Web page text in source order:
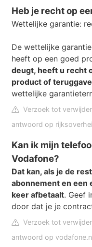
Heb je recht op
Wettelijke garantie:
De wettelijke
heeft op een goed
deugt, heeft u recht
product of
wettelijke
Verzoek tot
antwoord op
Kan ik mijn
Vodafone?
Dat kan, als je de
abonnement en een
keer afbetaalt. Geef
door dat je je
Verzoek tot
antwoord op